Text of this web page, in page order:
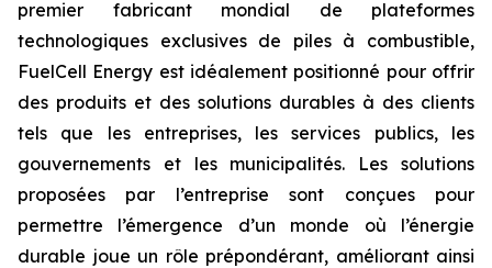
premier fabricant mondial de plateformes
technologiques exclusives de piles à combustible,
FuelCell Energy est idéalement positionné pour offrir
des produits et des solutions durables à des clients
tels que les entreprises, les services publics, les
gouvernements et les municipalités. Les solutions
proposées par l’entreprise sont conçues pour
permettre l’émergence d’un monde où l’énergie
durable joue un rôle prépondérant, améliorant ainsi